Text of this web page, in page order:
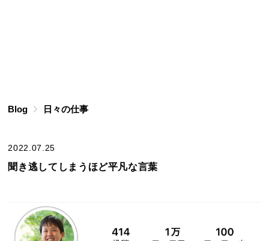
Blog 日々の仕事
聞き逃してしまうほど平凡な言葉
2022.07.25